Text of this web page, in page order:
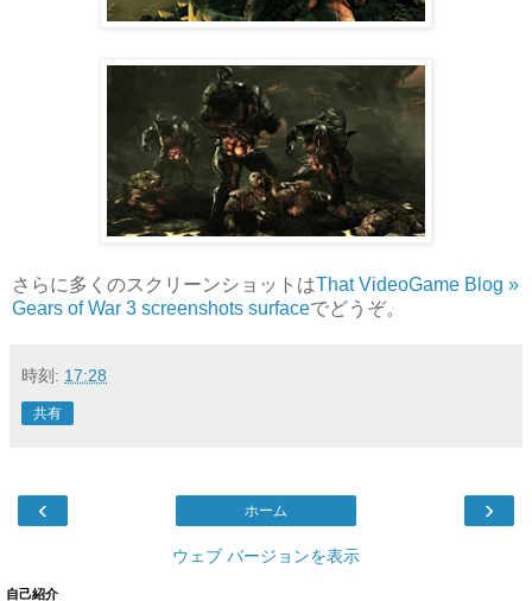
さらに多くのスクリーンショットはThat VideoGame Blog »
Gears of War 3 screenshots surfaceでどうぞ。
時刻: 17:28
共有
‹ ›
ホーム
ウェブ バージョンを表示
自己紹介